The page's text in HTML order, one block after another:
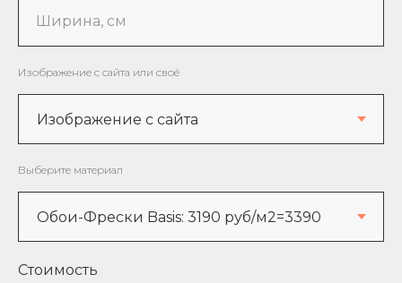
Ширина, см
Изображение с сайта или своё
Выберите материал
Стоимость